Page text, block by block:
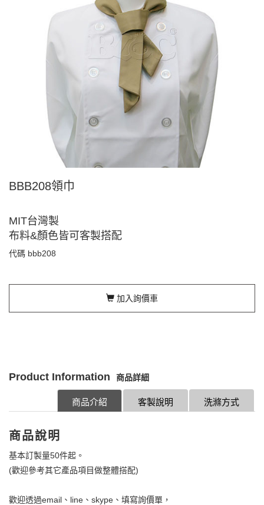
BBB208領巾
MIT台灣製
布料&顏色皆可客製搭配
代碼 bbb208
加入詢價車
Product Information 商品詳細
洗滌方式
客製說明
商品介紹
商品說明
基本訂製量50件起。
(歡迎參考其它產品項目做整體搭配)
歡迎透過email、line、skype、填寫詢價單，